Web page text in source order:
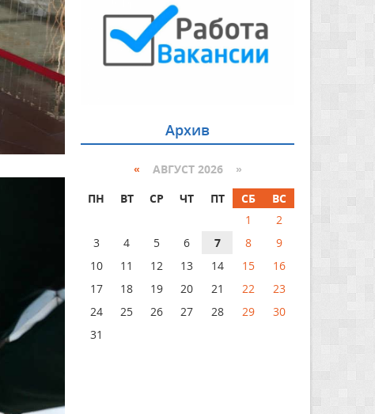
Архив
« АВГУСТ 2026 »
ПН
ВТ СР ЧТ ПТ СБ
ВС
1
2
3
4 5 6 7 8
9
10
11 12 13 14 15
16
17
18 19 20 21 22
23
24
25 26 27 28 29
30
31